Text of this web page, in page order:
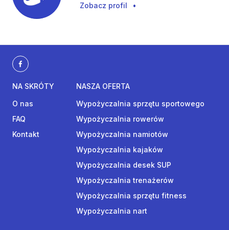
Zobacz profil •
NA SKRÓTY
O nas
FAQ
Kontakt
NASZA OFERTA
Wypożyczalnia sprzętu sportowego
Wypożyczalnia rowerów
Wypożyczalnia namiotów
Wypożyczalnia kajaków
Wypożyczalnia desek SUP
Wypożyczalnia trenażerów
Wypożyczalnia sprzętu fitness
Wypożyczalnia nart